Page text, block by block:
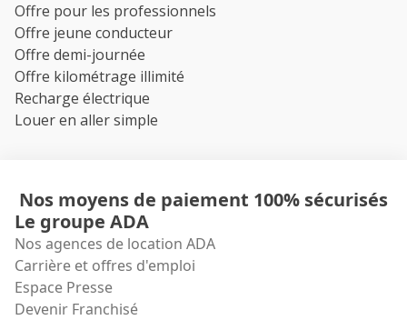
Offre pour les professionnels
Offre jeune conducteur
Offre demi-journée
Offre kilométrage illimité
Recharge électrique
Louer en aller simple
Nos moyens de paiement 100% sécurisés
Le groupe ADA
Nos agences de location ADA
Carrière et offres d'emploi
Espace Presse
Devenir Franchisé